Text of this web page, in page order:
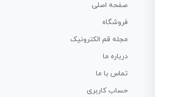
صفحه اصلی
فروشگاه
مجله قم الکترونیک
درباره ما
تماس با ما
حساب کاربری